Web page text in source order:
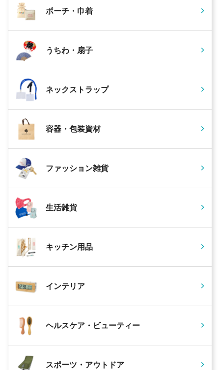
ポーチ・巾着
うちわ・扇子
ネックストラップ
容器・包装資材
ファッション雑貨
生活雑貨
キッチン用品
インテリア
ヘルスケア・ビューティー
スポーツ・アウトドア